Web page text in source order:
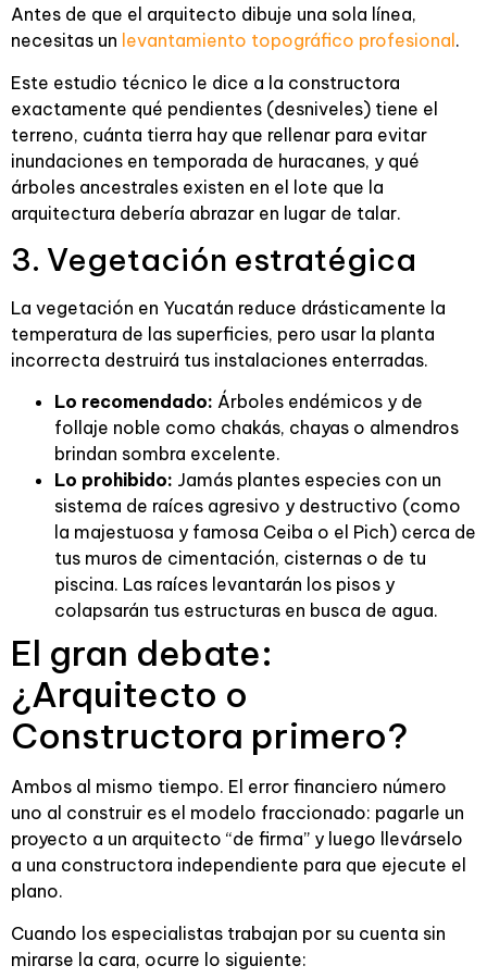
Antes de que el arquitecto dibuje una sola línea,
necesitas un levantamiento topográfico profesional .
Este estudio técnico le dice a la constructora
exactamente qué pendientes (desniveles) tiene el
terreno, cuánta tierra hay que rellenar para evitar
inundaciones en temporada de huracanes, y qué
árboles ancestrales existen en el lote que la
arquitectura debería abrazar en lugar de talar.
3. Vegetación estratégica
La vegetación en Yucatán reduce drásticamente la
temperatura de las superficies, pero usar la planta
incorrecta destruirá tus instalaciones enterradas.
Lo recomendado: Árboles endémicos y de
follaje noble como chakás, chayas o almendros
brindan sombra excelente.
Lo prohibido: Jamás plantes especies con un
sistema de raíces agresivo y destructivo (como
la majestuosa y famosa Ceiba o el Pich) cerca de
tus muros de cimentación, cisternas o de tu
piscina. Las raíces levantarán los pisos y
colapsarán tus estructuras en busca de agua.
El gran debate:
¿Arquitecto o
Constructora primero?
Ambos al mismo tiempo. El error financiero número
uno al construir es el modelo fraccionado: pagarle un
proyecto a un arquitecto “de firma” y luego llevárselo
a una constructora independiente para que ejecute el
plano.
Cuando los especialistas trabajan por su cuenta sin
mirarse la cara, ocurre lo siguiente: